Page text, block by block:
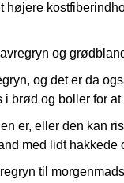
højere
og
og det er da
i brød og boller for
er, eller den kan
med lidt
til